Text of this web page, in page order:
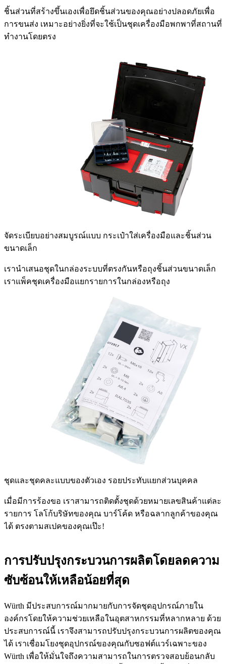
ชิ้นส่วนที่สร้างขึ้นเองเพื่อยึดชิ้นส่วนของคุณอย่างปลอดภัยเพื่อ
การขนส่ง เหมาะอย่างยิ่งที่จะใช้เป็นชุดเครื่องมือพกพาที่สถานที่
ทำงานโดยตรง
จัดระเบียบอย่างสมบูรณ์แบบ กระเป๋าใส่เครื่องมือและชิ้นส่วน
ขนาดเล็ก
เรานำเสนอชุดในกล่องระบบที่ตรงกันหรือถุงชิ้นส่วนขนาดเล็ก
เราแพ็คชุดเครื่องมือแยกรายการในกล่องหรือถุง
ชุดและชุดคละแบบของตัวเอง รอยประทับแยกส่วนบุคคล
เมื่อมีการร้องขอ เราสามารถติดตั้งชุดด้วยหมายเลขสินค้าแต่ละ
รายการ โลโก้บริษัทของคุณ บาร์โค้ด หรือฉลากลูกค้าของคุณ
ได้ ตรงตามสเปคของคุณเป๊ะ!
การปรับปรุงกระบวนการผลิตโดยลดความ
ซับซ้อนให้เหลือน้อยที่สุด
Würth มีประสบการณ์มากมายกับการจัดชุดอุปกรณ์ภายใน
องค์กรโดยให้ความช่วยเหลือในอุตสาหกรรมที่หลากหลาย ด้วย
ประสบการณ์นี้ เราจึงสามารถปรับปรุงกระบวนการผลิตของคุณ
ได้ เราเชื่อมโยงชุดอุปกรณ์ของคุณกับซอฟต์แวร์เฉพาะของ
Würth เพื่อให้มั่นใจถึงความสามารถในการตรวจสอบย้อนกลับ